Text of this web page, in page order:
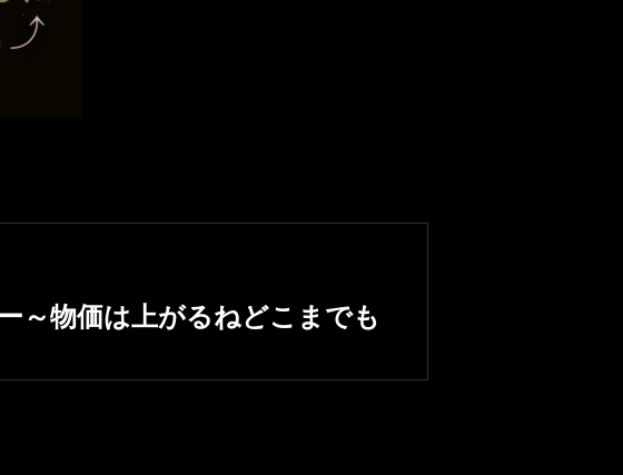
～物価は上がるねどこまでも